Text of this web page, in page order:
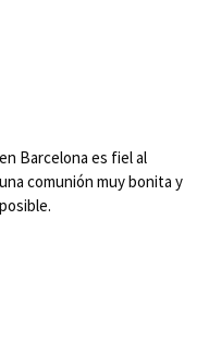
Barcelona es fiel al
comunión muy bonita y